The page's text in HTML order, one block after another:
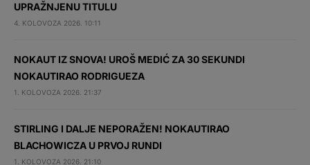
UPRAŽNJENU TITULU
4. KOLOVOZA 2026. 10:11
NOKAUT IZ SNOVA! UROŠ MEDIĆ ZA 30 SEKUNDI
NOKAUTIRAO RODRIGUEZA
1. KOLOVOZA 2026. 21:37
STIRLING I DALJE NEPORAŽEN! NOKAUTIRAO
BLACHOWICZA U PRVOJ RUNDI
1. KOLOVOZA 2026. 21:10